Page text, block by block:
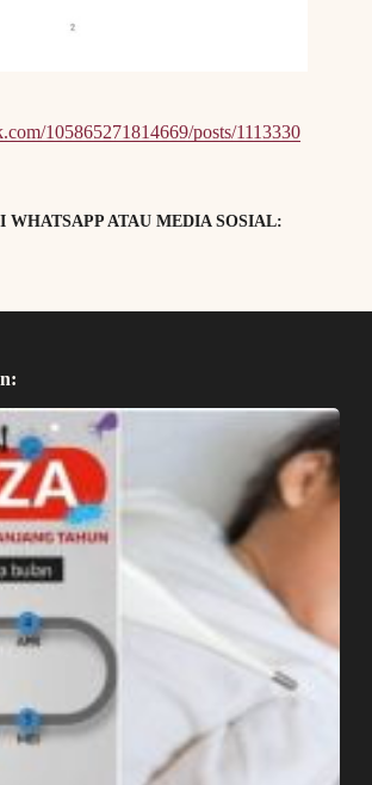
105865271814669/posts/1113330
WHATSAPP ATAU MEDIA SOSIAL: